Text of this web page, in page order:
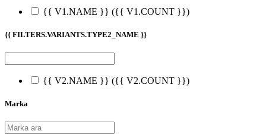
{{ V1.NAME }} ({{ V1.COUNT }})
{{ FILTERS.VARIANTS.TYPE2_NAME }}
{{ V2.NAME }} ({{ V2.COUNT }})
Marka